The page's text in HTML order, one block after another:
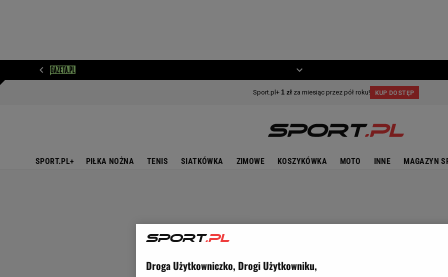
SPORT.PL+ PIŁKA NOŻNA TENIS SIATKÓWKA ZIMOWE KOSZYKÓWKA MOTO INNE MAGAZYN
Droga Użytkowniczko, Drogi Użytkowniku,